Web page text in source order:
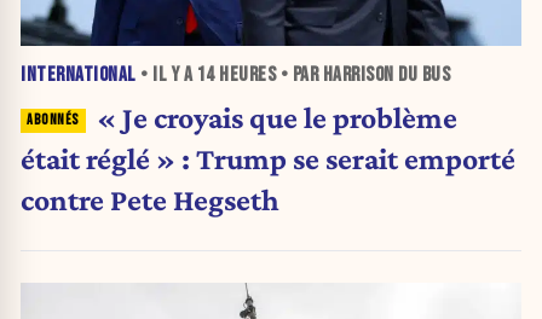
INTERNATIONAL • IL Y A 14 HEURES• PAR HARRISON DU BUS
« Je croyais que le problème
était réglé » : Trump se serait emporté
contre Pete Hegseth